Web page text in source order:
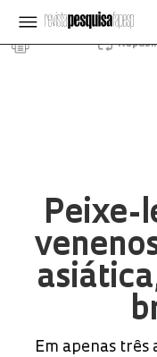
Peixe-
Em apenas